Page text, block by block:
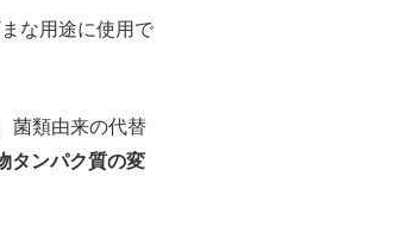
な用途に使用で
菌類由来の代替
タンパク質の変